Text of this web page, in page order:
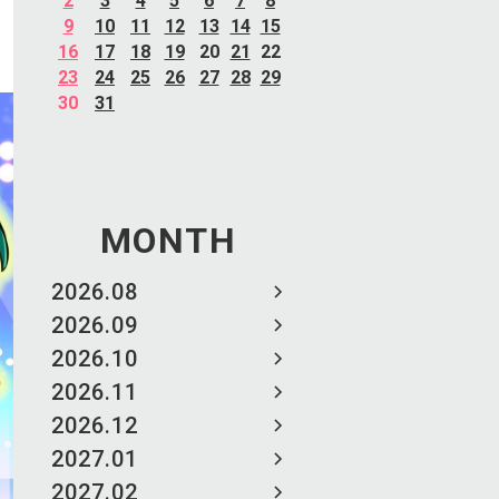
9
10 11 12 13 14 15
16
17 18 19 20 21
22
23
24 25 26 27 28 29
30
31
MONTH
2026.08
2026.09
2026.10
2026.11
2026.12
2027.01
2027.02